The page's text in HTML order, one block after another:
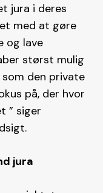
jura i deres
med at gøre
og lave
størst mulig
den private
på, der hvor
” siger
jura